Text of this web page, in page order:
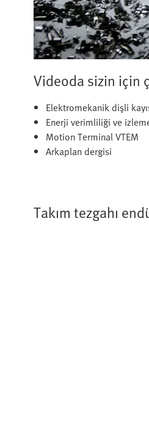
Videoda sizin için
Elektromekanik dişli
Enerji verimliliği ve
Motion Terminal VTEM
Arkaplan dergisi
Takım tezgahı